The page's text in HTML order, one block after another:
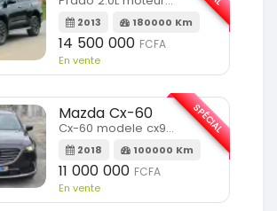
2013 180000 Km
14 500 000 FCFA
En vente
Mazda Cx-60
Cx-60 modele cx9 full option
2018 100000 Km
11 000 000 FCFA
En vente
SPÉCIAL